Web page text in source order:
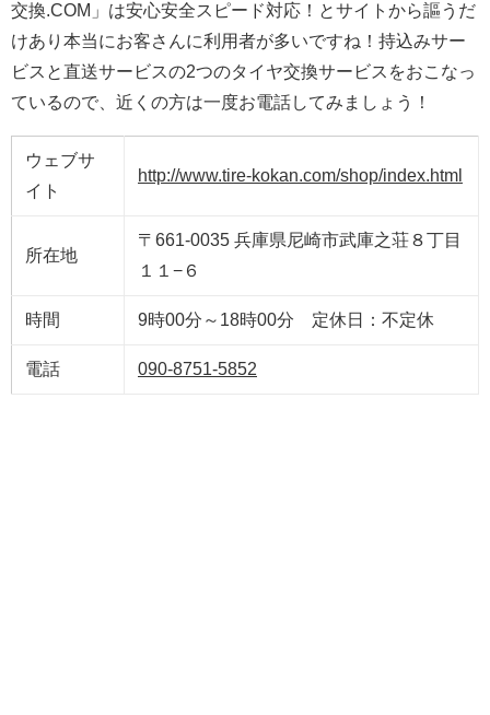
交換.COM」は安心安全スピード対応！とサイトから謳うだ
けあり本当にお客さんに利用者が多いですね！持込みサー
ビスと直送サービスの2つのタイヤ交換サービスをおこなっ
ているので、近くの方は一度お電話してみましょう！
ウェブサ
イト
http://www.tire-kokan.com/shop/index.html
所在地
〒661-0035 兵庫県尼崎市武庫之荘８丁目
１１−６
時間 9時00分～18時00分 定休日：不定休
電話 090-8751-5852